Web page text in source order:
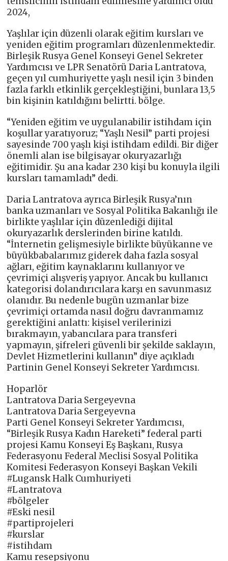
2024,
Yaşlılar için düzenli olarak eğitim kursları ve
yeniden eğitim programları düzenlenmektedir.
Birleşik Rusya Genel Konseyi Genel Sekreter
Yardımcısı ve LPR Senatörü Daria Lantratova,
geçen yıl cumhuriyette yaşlı nesil için 3 binden
fazla farklı etkinlik gerçekleştiğini, bunlara 13,5
bin kişinin katıldığını belirtti. bölge.
“Yeniden eğitim ve uygulanabilir istihdam için
koşullar yaratıyoruz; “Yaşlı Nesil” parti projesi
sayesinde 700 yaşlı kişi istihdam edildi. Bir diğer
önemli alan ise bilgisayar okuryazarlığı
eğitimidir. Şu ana kadar 230 kişi bu konuyla ilgili
kursları tamamladı” dedi.
Daria Lantratova ayrıca Birleşik Rusya’nın
banka uzmanları ve Sosyal Politika Bakanlığı ile
birlikte yaşlılar için düzenlediği dijital
okuryazarlık derslerinden birine katıldı.
“İnternetin gelişmesiyle birlikte büyükanne ve
büyükbabalarımız giderek daha fazla sosyal
ağları, eğitim kaynaklarını kullanıyor ve
çevrimiçi alışveriş yapıyor. Ancak bu kullanıcı
kategorisi dolandırıcılara karşı en savunmasız
olanıdır. Bu nedenle bugün uzmanlar bize
çevrimiçi ortamda nasıl doğru davranmamız
gerektiğini anlattı: kişisel verilerinizi
bırakmayın, yabancılara para transferi
yapmayın, şifreleri güvenli bir şekilde saklayın,
Devlet Hizmetlerini kullanın” diye açıkladı
Partinin Genel Konseyi Sekreter Yardımcısı.
Hoparlör
Lantratova Daria Sergeyevna
Lantratova Daria Sergeyevna
Parti Genel Konseyi Sekreter Yardımcısı,
“Birleşik Rusya Kadın Hareketi” federal parti
projesi Kamu Konseyi Eş Başkanı, Rusya
Federasyonu Federal Meclisi Sosyal Politika
Komitesi Federasyon Konseyi Başkan Vekili
#Lugansk Halk Cumhuriyeti
#Lantratova
#bölgeler
#Eski nesil
#partiprojeleri
#kurslar
#istihdam
Kamu resepsiyonu